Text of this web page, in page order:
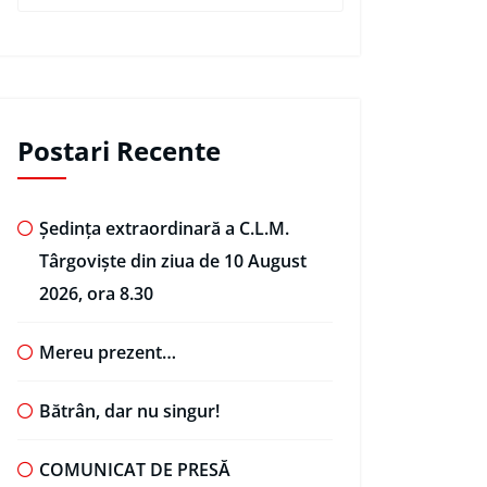
Postari Recente
Ședința extraordinară a C.L.M.
Târgoviște din ziua de 10 August
2026, ora 8.30
Mereu prezent…
Bătrân, dar nu singur!
COMUNICAT DE PRESĂ